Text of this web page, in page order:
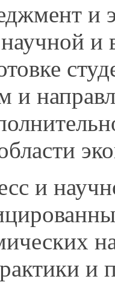
и
научной и
и
и
и